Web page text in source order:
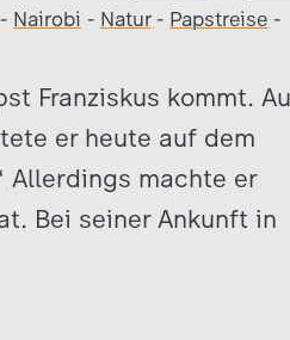
- Nairobi - Natur- Papstreise -
Franziskus kommt.
er heute auf dem
Allerdings machte er
Bei seiner Ankunft in